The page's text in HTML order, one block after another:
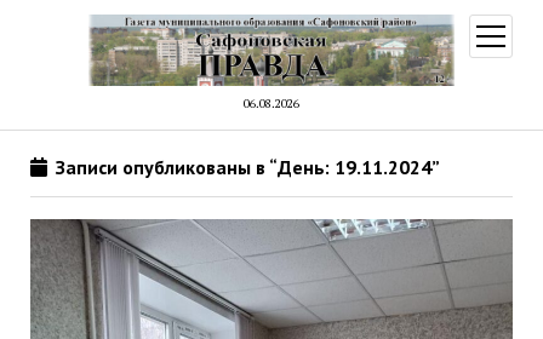
06.08.2026
меню
Записи опубликованы в “День: 19.11.2024”